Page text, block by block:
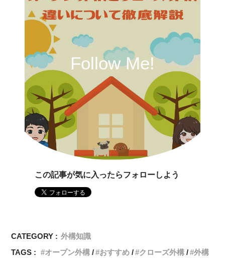
Follow Me!
この記事が気に入ったらフォローしよう
CATEGORY : 外構知識
TAGS :
オープン外構 おすすめ クローズ外構 外構